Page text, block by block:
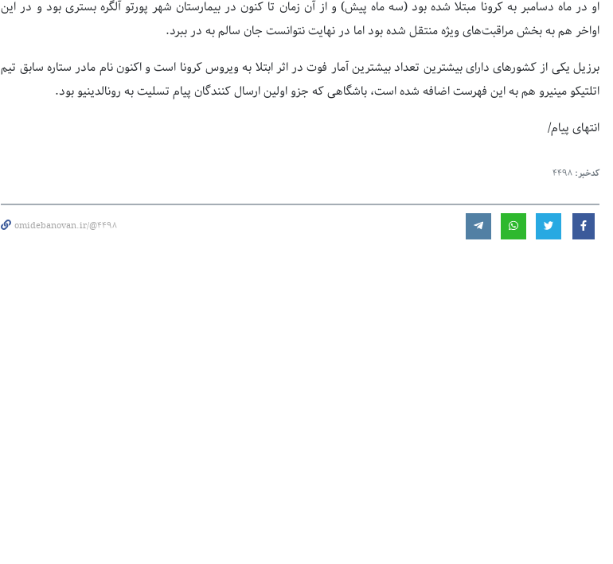
او در ماه دسامبر به کرونا مبتلا شده بود (سه ماه پیش) و از آن زمان تا کنون در بیمارستان شهر پورتو آلگره بستری بود و در این
اواخر هم به بخش مراقبت‌های ویژه منتقل شده بود اما در نهایت نتوانست جان سالم به در ببرد.
برزیل یکی از کشورهای دارای بیشترین تعداد بیشترین آمار فوت در اثر ابتلا به ویروس کرونا است و اکنون نام مادر ستاره سابق تیم
اتلتیکو مینیرو هم به این فهرست اضافه شده است، باشگاهی که جزو اولین ارسال کنندگان پیام تسلیت به رونالدینیو بود.
انتهای پیام/
کدخبر: 4498
omidebanovan.ir/@4498